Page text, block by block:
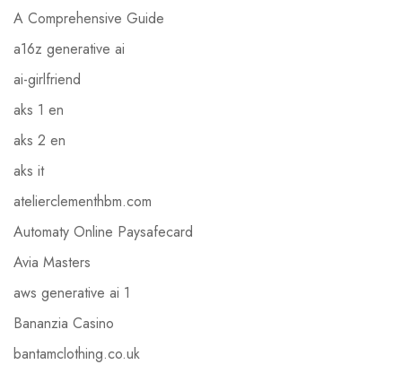
A Comprehensive Guide
a16z generative ai
ai-girlfriend
aks 1 en
aks 2 en
aks it
atelierclementhbm.com
Automaty Online Paysafecard
Avia Masters
aws generative ai 1
Bananzia Casino
bantamclothing.co.uk